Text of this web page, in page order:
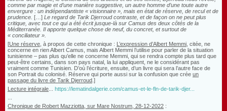
comme par magie et d’une manière suggestive, un autre homme d’une toute autre
envergure : un indépendantiste « visionnaire », mais en état de réserve, de recul et de
prudence. […] Le regard de Tarik Djerroud contraste, et de façon on ne peut plus
critique, avec tout ce qui a été écrit jusque-là sur Camus des deux côtés de la
Méditerranée. Il apporte quelque chose de neuf, du concret, et surtout de
« conciliateur ».
[Une réserve , à propos de cette chronique : L’expression d’Albert Memmi , citée, ne
concerne en rien Albert Camus, mais Albert Memmi l’utilise pour parler de la situation
tunisienne – pas plus qu’elle ne concerne Memmi, qui se rendra compte plus tard que
peut-être certains, dans son pays natal, la lui appliquent, ne le considérant pas
vraiment comme Tunisien. D’où l’écriture, ensuite, d’un livre qui sera l’autre face de
son Portrait du colonisé. Réserve qui porte aussi sur la confusion que crée un
passage du livre de Tarik Djerroud .]
Lecture intégrale
https://lematindalgerie.com/camus-et-le-fln-de-tarik-djer...
Chronique de Robert Mazziotta, sur Mare Nostrum, 28-12-2022 :